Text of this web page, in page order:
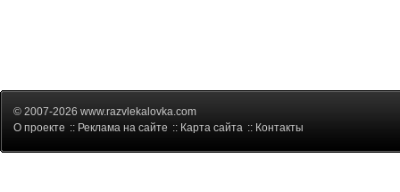
© 2007-2026 www.razvlekalovka.com
О проекте :: Реклама на сайте :: Карта сайта :: Контакты